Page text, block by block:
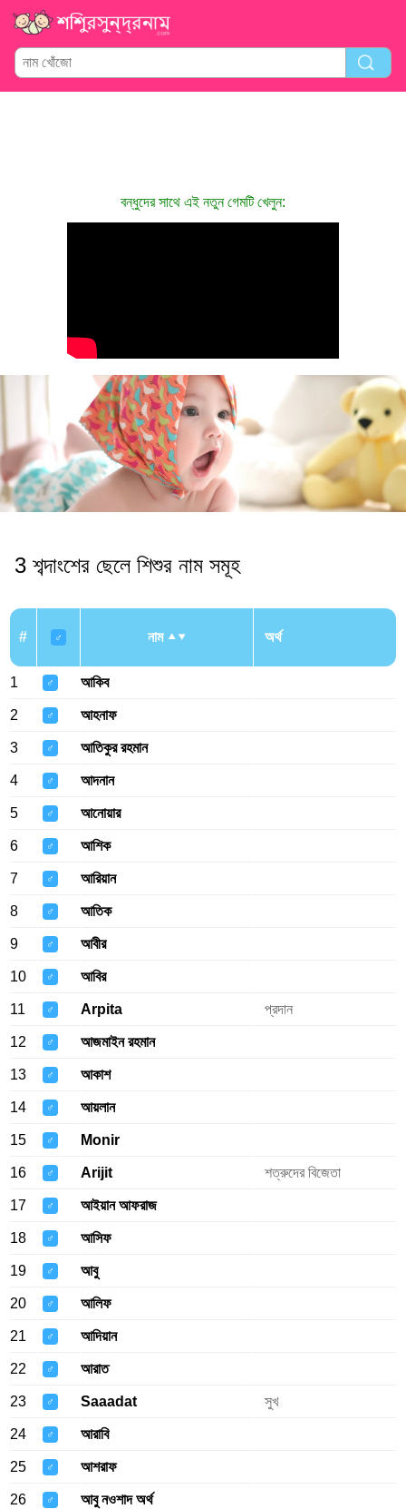
বন্ধুদের সাথে এই নতুন গেমটি খেলুন:
3 শব্দাংশের ছেলে শিশুর নাম সমূহ
# ♂ নাম অর্থ
1 ♂ আকিব
2 ♂ আহনাফ
3 ♂ আতিকুর রহমান
4 ♂ আদনান
5 ♂ আনোয়ার
6 ♂ আশিক
7 ♂ আরিয়ান
8 ♂ আতিক
9 ♂ আবীর
10 ♂ আবির
11 ♂ Arpita প্রদান
12 ♂ আজমাইন রহমান
13 ♂ আকাশ
14 ♂ আয়লান
15 ♂ Monir
16 ♂ Arijit শত্রুদের বিজেতা
17 ♂ আইয়ান আফরাজ
18 ♂ আসিফ
19 ♂ আবু
20 ♂ আলিফ
21 ♂ আদিয়ান
22 ♂ আরাত
23 ♂ Saaadat সুখ
24 ♂ আরাবি
25 ♂ আশরাফ
26 ♂ আবু নওশাদ অর্থ